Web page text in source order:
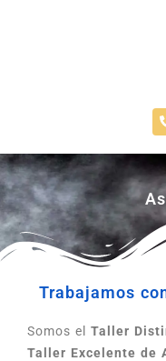
Trabajamos
Somos el Taller
Taller Excelente de